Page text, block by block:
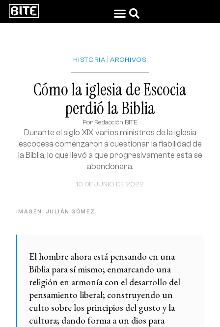
HISTORIA ARCHIVOS
Cómo la iglesia de Escocia
perdió la Biblia
Por Redacción BITE
10 DE JUNIO DE 2022
Durante el siglo XIX varios ministros de la iglesia
escocesa comenzaron a cuestionar la fiabilidad de
la Biblia, lo que llevó a que progresivamente esta se
abandonara.
IMAGEN: JULIÁN GÓMEZ
El hombre ahora está pensando en una
Biblia para sí mismo; enmarcando una
religión en armonía con el desarrollo del
pensamiento liberal; construyendo un
culto sobre los principios del gusto y la
cultura; dando forma a un dios para